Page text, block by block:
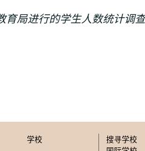
局进行的学生人数统计调
学校
搜寻学校